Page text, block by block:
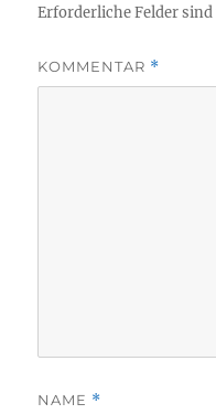
Erforderliche Felder
KOMMENTAR *
NAME *